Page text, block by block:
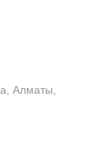
Алматы,